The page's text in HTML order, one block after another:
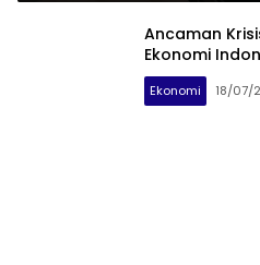
Ancaman
Ekonomi
Ekonomi 18/07/